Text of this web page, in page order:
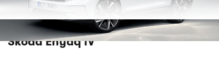
Skoda Enyaq iV